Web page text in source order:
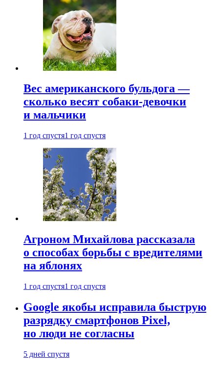
Вес американского бульдога —
сколько весят собаки-девочки
и мальчики
1 год спустя1 год спустя
Агроном Михайлова рассказала
о способах борьбы с вредителями
на яблонях
1 год спустя1 год спустя
Google якобы исправила быструю
разрядку смартфонов Pixel,
но люди не согласны
5 дней спустя